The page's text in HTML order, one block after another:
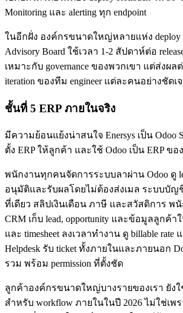
Monitoring และ alerting ทุก endpoint
ในอีกฝั่ง องค์กรขนาดใหญ่หลายแห่ง deploy
Advisory Board ใช้เวลา 1-2 สัปดาห์ต่อ
เหมาะกับ governance ของพวกเขา แต่ส่งผ
iteration ของทีม engineer แต่ละคนอย่างชัดเ
ชั้นที่ 5 ERP ภายในจริง
มีความย้อนแย้งน่าสนใจ Enersys เป็น Odoo
ตั้ง ERP ให้ลูกค้า และใช้ Odoo เป็น ERP ข
พนักงานทุกคนจัดการระบบลาผ่าน Odoo ดู
อนุมัติและรับผลโดยไม่ต้องส่งเมล ระบบบัญ
ที่เดียว สลิปเงินเดือน ภาษี และสวัสดิการ พนั
CRM เก็บ lead, opportunity และข้อมูลลูกค้า
และ timesheet ลงเวลาทำงาน ดู billable rate แ
Helpdesk รับ ticket ทั้งภายในและภายนอก
รวม พร้อม permission ที่ตั้งชัด
ลูกค้าองค์กรขนาดใหญ่บางรายของเรา ยังใ
สำหรับ workflow ภายในในปี 2026 ไม่ใช่เพ